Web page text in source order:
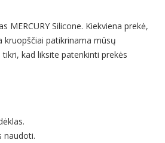
MERCURY Silicone. Kiekviena prekė,
kruopščiai patikrinama mūsų
kad liksite patenkinti prekės
naudoti.